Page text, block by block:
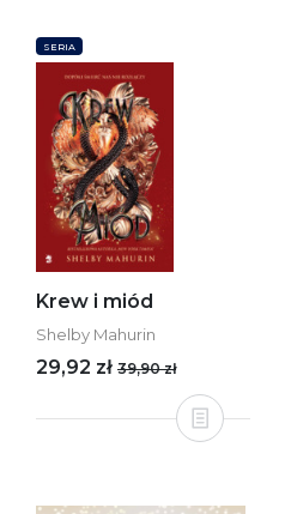
SERIA
Krew i miód
Shelby Mahurin
29,92 zł 39,90 zł